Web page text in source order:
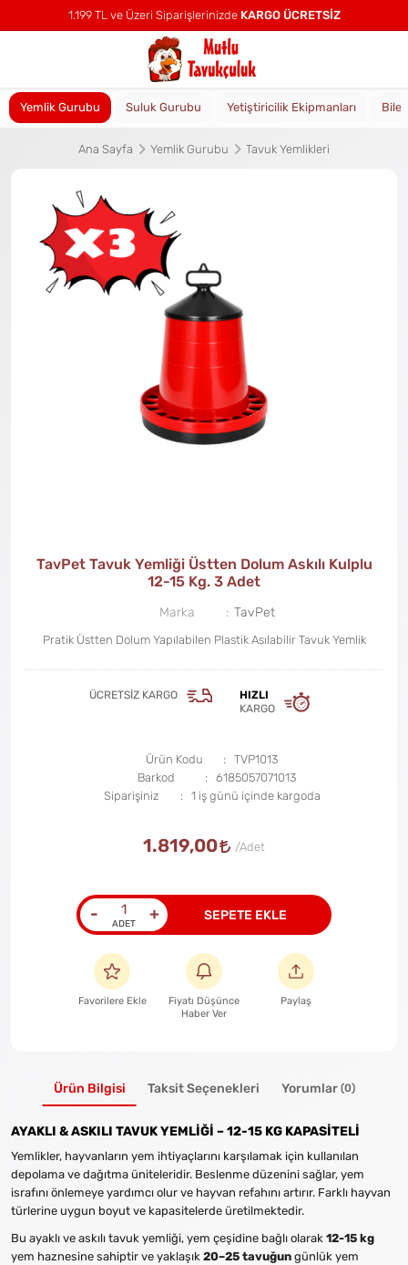
1.199 TL ve Üzeri Siparişlerinizde KARGO ÜCRETSİZ
Yemlik Gurubu Suluk Gurubu Yetiştiricilik Ekipmanları
Ana Sayfa Yemlik Gurubu Tavuk Yemlikleri
TavPet Tavuk Yemliği Üstten Dolum Askılı Kulplu
12-15 Kg. 3 Adet
Marka TavPet
Pratik Üstten Dolum Yapılabilen Plastik Asılabilir Tavuk Yemlik
ÜCRETSIZ KARGO
HIZLI
KARGO
Ürün Kodu
TVP1013
Barkod
6185057071013
Siparişiniz
1 iş günü içinde kargoda
1.819,00
- + SEPETE EKLE
Favorilere Ekle
Fiyatı Düşünce
Haber Ver
Paylaş
Ürün Bilgisi Taksit Seçenekleri Yorumlar (0)
AYAKLI & ASKILI TAVUK YEMLİĞİ – 12-15 KG KAPASİTELİ
Yemlikler, hayvanların yem ihtiyaçlarını karşılamak için kullanılan
depolama ve dağıtma üniteleridir. Beslenme düzenini sağlar, yem
israfını önlemeye yardımcı olur ve hayvan refahını artırır. Farklı hayvan
türlerine uygun boyut ve kapasitelerde üretilmektedir.
Bu ayaklı ve askılı tavuk yemliği, yem çeşidine bağlı olarak 12-15 kg
yem haznesine sahiptir ve yaklaşık 20–25 tavuğun günlük yem